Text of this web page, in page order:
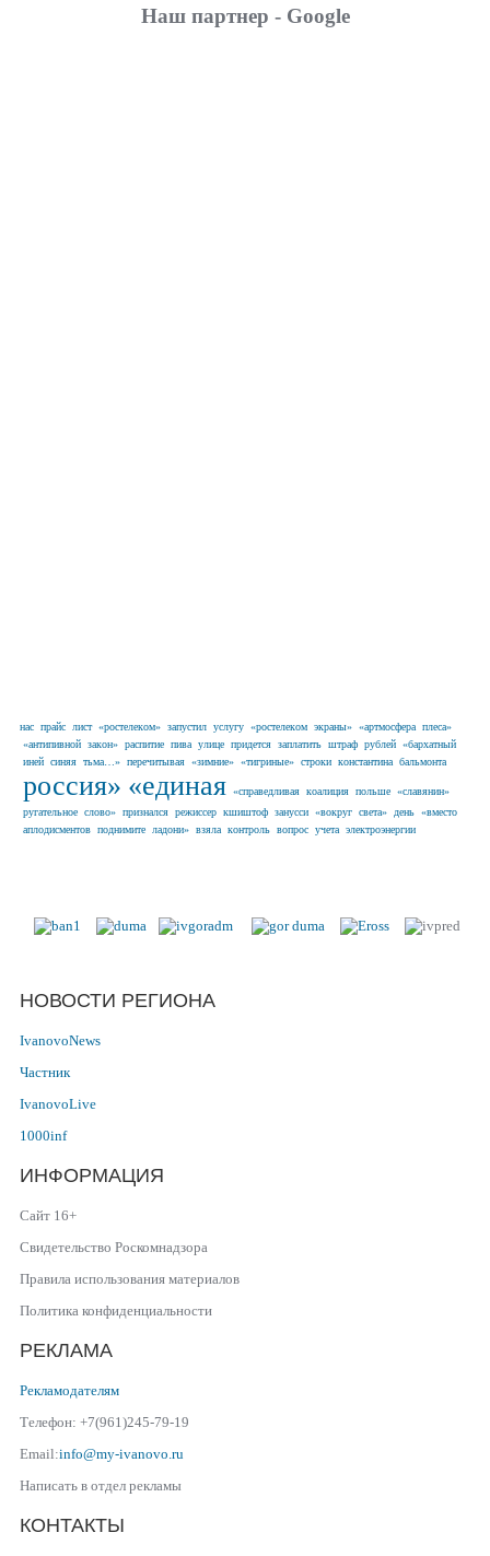
Наш партнер - Google
нас прайс лист «ростелеком» запустил услугу «ростелеком экраны» «артмосфера плеса»
«антипивной закон» распитие пива улице придется заплатить штраф рублей «бархатный
иней синяя тьма…» перечитывая «зимние» «тигриные» строки константина бальмонта
россия» «единая «справедливая коалиция польше «славянин»
ругательное слово» признался режиссер кшиштоф занусси «вокруг света» день «вместо
аплодисментов поднимите ладони» взяла контроль вопрос учета электроэнергии
НОВОСТИ РЕГИОНА
IvanovoNews
Частник
IvanovoLive
1000inf
ИНФОРМАЦИЯ
Сайт 16+
Свидетельство Роскомнадзора
Правила использования материалов
Политика конфиденциальности
РЕКЛАМА
Рекламодателям
Телефон: +7(961)245-79-19
Email:info@my-ivanovo.ru
Написать в отдел рекламы
КОНТАКТЫ